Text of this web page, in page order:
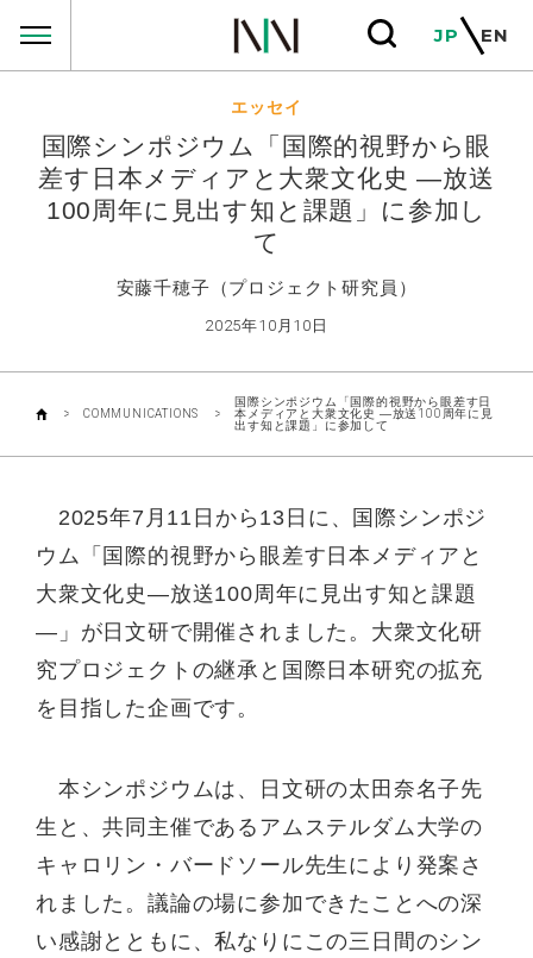
JP EN
COMMUNICATIONS
エッセイ
国際シンポジウム「国際的視野から眼
差す日本メディアと大衆文化史 ―放送
100周年に見出す知と課題」に参加し
て
安藤千穂子（プロジェクト研究員）
2025年10月10日
COMMUNICATIONS
国際シンポジウム「国際的視野から眼差す日
本メディアと大衆文化史 ―放送100周年に見
出す知と課題」に参加して
2025年7 月 11 日から 13 日に、国際シンポジ
ウム「国際的視野から眼差す日本メディアと
大衆文化史 ―放送100周年に見出す知と課題
― 」が日文研で開催されました。大衆文化研
究プロジェクトの継承と国際日本研究の拡充
を目指した企画です。
本シンポジウムは、日文研の太田奈名子先
生と、共同主催であるアムステルダム大学の
キャロリン・バードソール先生により発案さ
れました。議論の場に参加できたことへの深
い感謝とともに、私なりにこの三日間のシン